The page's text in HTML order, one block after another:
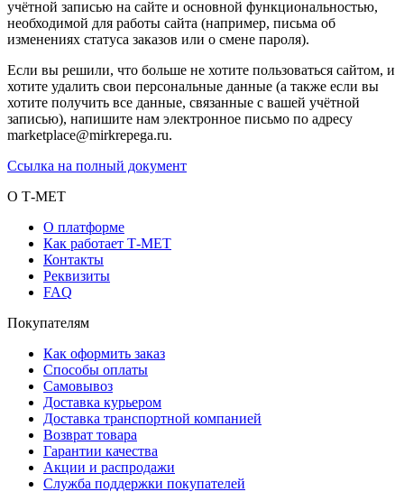
учётной записью на сайте и основной функциональностью,
необходимой для работы сайта (например, письма об
изменениях статуса заказов или о смене пароля).
Если вы решили, что больше не хотите пользоваться сайтом, и
хотите удалить свои персональные данные (а также если вы
хотите получить все данные, связанные с вашей учётной
записью), напишите нам электронное письмо по адресу
marketplace@mirkrepega.ru.
Ссылка на полный документ
О Т-МЕТ
О платформе
Как работает Т-МЕТ
Контакты
Реквизиты
FAQ
Покупателям
Как оформить заказ
Способы оплаты
Самовывоз
Доставка курьером
Доставка транспортной компанией
Возврат товара
Гарантии качества
Акции и распродажи
Служба поддержки покупателей